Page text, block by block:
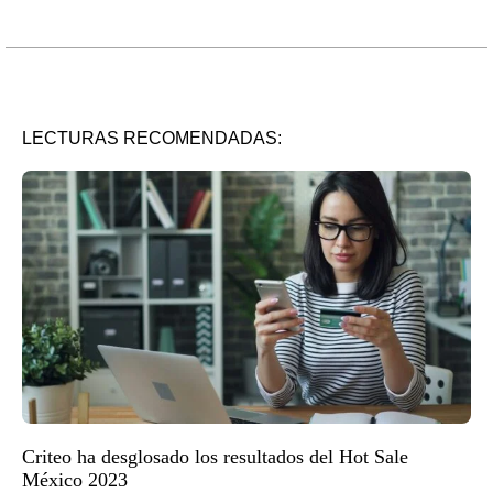
LECTURAS RECOMENDADAS:
Criteo ha desglosado los resultados del Hot Sale
México 2023